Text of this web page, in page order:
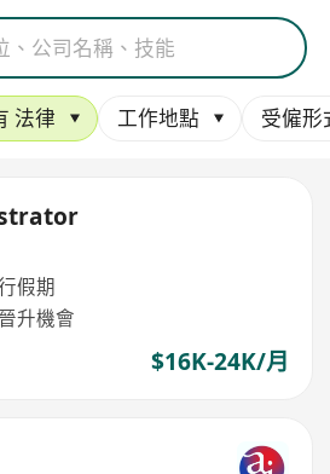
法律 工作地點 受僱形
假期
升機會
$16K-24K/月